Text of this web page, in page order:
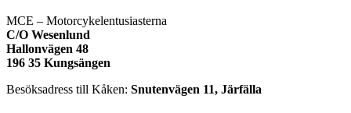
MCE – Motorcykelentusiasterna
C/O Wesenlund
Hallonvägen 48
196 35 Kungsängen
Besöksadress till Kåken: Snutenvägen 11, Järfälla